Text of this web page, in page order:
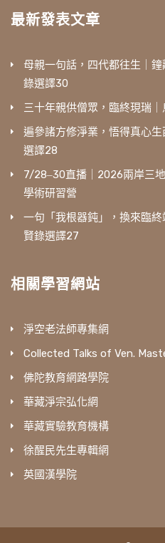
最新發表文章
母親一句話，四代都往生｜
錄選譯30
三十年親供僧眾，臨終現瑞
遍參諸方修淨業，悟得真心
選譯28
7/28‒30直播｜2026兩岸三
學術研習營
一句「我根器鈍」，換來臨
賢錄選譯27
相關學習網站
淨空老法師專集網
Collected Talks of Ven.
佛陀教育網路學院
華藏淨宗弘化網
華藏實驗教育機構
徐醒民先生專輯網
英國漢學院